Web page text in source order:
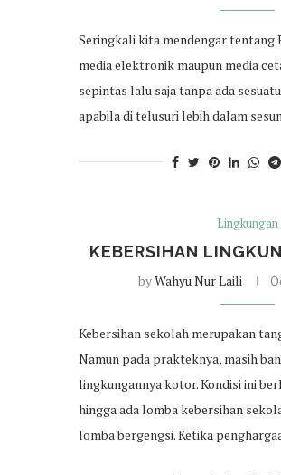
Seringkali kita mendengar tentang
media elektronik maupun media
sepintas lalu saja tanpa ada
apabila di telusuri lebih dalam
Lingkungan
KEBERSIHAN
byWahyu Nur Laili
Kebersihan sekolah merupakan
Namun pada prakteknya, masih
lingkungannya kotor. Kondisi ini
hingga ada lomba kebersihan
lomba bergengsi. Ketika